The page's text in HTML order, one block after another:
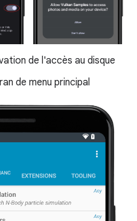
de l'accès au disque
de menu principal